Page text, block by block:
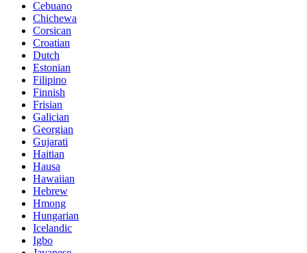
Cebuano
Chichewa
Corsican
Croatian
Dutch
Estonian
Filipino
Finnish
Frisian
Galician
Georgian
Gujarati
Haitian
Hausa
Hawaiian
Hebrew
Hmong
Hungarian
Icelandic
Igbo